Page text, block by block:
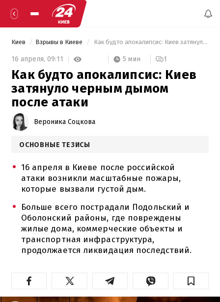
Киев Взрывы в Киеве Как будто апокалипсис: Киев затянуло черным дымом после атаки
16 апреля, 09:11 5 мин 1
Как будто апокалипсис: Киев
затянуло черным дымом
после атаки
Вероника Соцкова
ОСНОВНЫЕ ТЕЗИСЫ
16 апреля в Киеве после российской
атаки возникли масштабные пожары,
которые вызвали густой дым.
Больше всего пострадали Подольский и
Оболонский районы, где повреждены
жилые дома, коммерческие объекты и
транспортная инфраструктура,
продолжается ликвидация последствий.